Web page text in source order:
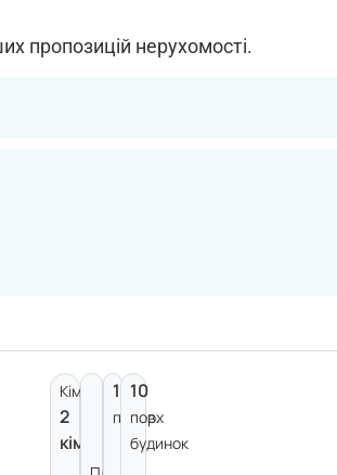
пропозицій нерухомості.
Кімнат:
2
кімнати
10
поверх
10
пов.
будинок